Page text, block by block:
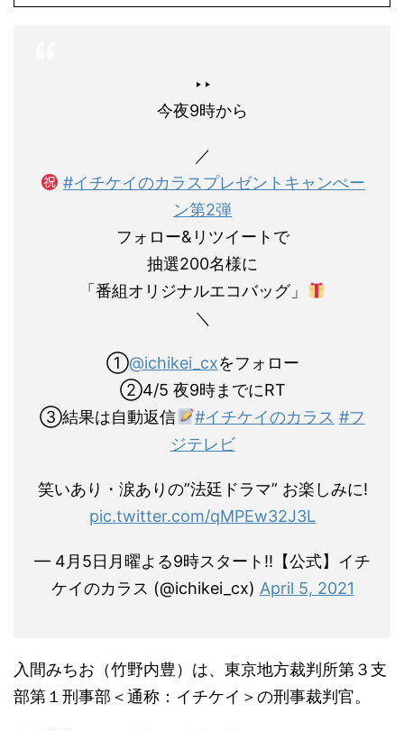
‣‣
今夜9時から
／
#イチケイのカラスプレゼントキャンぺー
ン第2弾
フォロー&リツイートで
抽選200名様に
「番組オリジナルエコバッグ」
＼
①@ichikei_cxをフォロー
②4/5 夜9時までにRT
③結果は自動返信
#イチケイのカラス #フ
ジテレビ
笑いあり・涙ありの”法廷ドラマ” お楽しみに!
pic.twitter.com/qMPEw32J3L
— 4月5日月曜よる9時スタート!!【公式】イチ
ケイのカラス (@ichikei_cx) April 5, 2021
入間みちお（竹野内豊）は、東京地方裁判所第３支
部第１刑事部＜通称：イチケイ＞の刑事裁判官。